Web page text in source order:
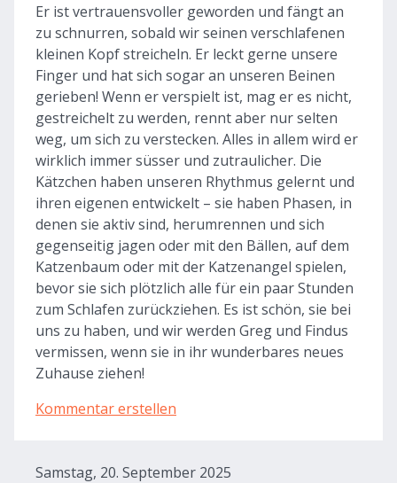
Er ist vertrauensvoller geworden und fängt an
zu schnurren, sobald wir seinen verschlafenen
kleinen Kopf streicheln. Er leckt gerne unsere
Finger und hat sich sogar an unseren Beinen
gerieben! Wenn er verspielt ist, mag er es nicht,
gestreichelt zu werden, rennt aber nur selten
weg, um sich zu verstecken. Alles in allem wird er
wirklich immer süsser und zutraulicher. Die
Kätzchen haben unseren Rhythmus gelernt und
ihren eigenen entwickelt – sie haben Phasen, in
denen sie aktiv sind, herumrennen und sich
gegenseitig jagen oder mit den Bällen, auf dem
Katzenbaum oder mit der Katzenangel spielen,
bevor sie sich plötzlich alle für ein paar Stunden
zum Schlafen zurückziehen. Es ist schön, sie bei
uns zu haben, und wir werden Greg und Findus
vermissen, wenn sie in ihr wunderbares neues
Zuhause ziehen!
Kommentar erstellen
Samstag, 20. September 2025